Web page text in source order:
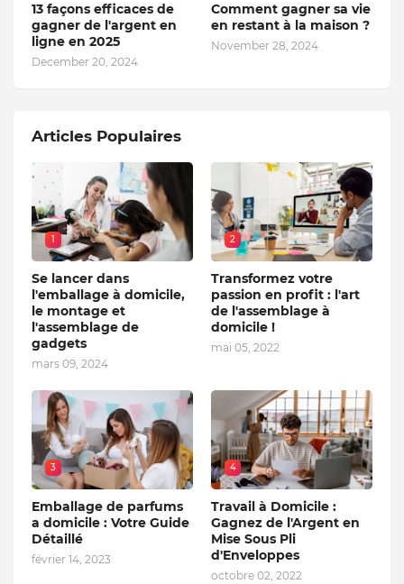
13 façons efficaces de
gagner de l'argent en
ligne en 2025
December 20, 2024
Comment gagner sa vie
en restant à la maison ?
November 28, 2024
Articles Populaires
1
Se lancer dans
l'emballage à domicile,
le montage et
l'assemblage de
gadgets
mars 09, 2024
2
Transformez votre
passion en profit : l'art
de l'assemblage à
domicile !
mai 05, 2022
3
Emballage de parfums
a domicile : Votre Guide
Détaillé
février 14, 2023
4
Travail à Domicile :
Gagnez de l'Argent en
Mise Sous Pli
d'Enveloppes
octobre 02, 2022